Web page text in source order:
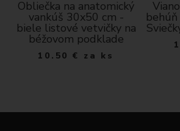
Obliečka na anatomický
vankúš 30x50 cm -
biele listové vetvičky na
béžovom podklade
10.50 € za ks